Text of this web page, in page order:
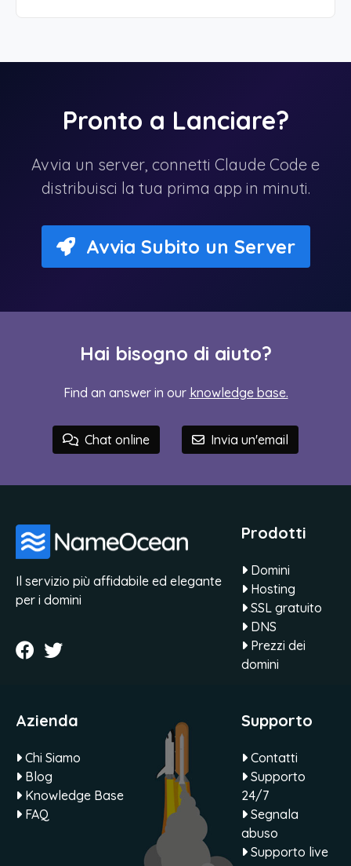
Pronto a Lanciare?
Avvia un server, connetti Claude Code e
distribuisci la tua prima app in minuti.
Avvia Subito un Server
Hai bisogno di aiuto?
Find an answer in our knowledge base.
Chat online Invia un'email
Il servizio più affidabile ed elegante
per i domini
Prodotti
Domini
Hosting
SSL gratuito
DNS
Prezzi dei
domini
Azienda
Chi Siamo
Blog
Knowledge Base
FAQ
Supporto
Contatti
Supporto
24/7
Segnala
abuso
Supporto live